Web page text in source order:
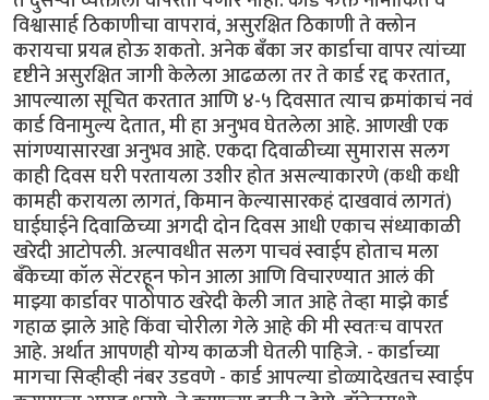
विश्वासार्ह ठिकाणीचा वापरावं, असुरक्षित ठिकाणी ते क्लोन
करायचा प्रयत्न होऊ शकतो. अनेक बँका जर कार्डाचा वापर त्यांच्या
दृष्टीने असुरक्षित जागी केलेला आढळला तर ते कार्ड रद्द करतात,
आपल्याला सूचित करतात आणि ४-५ दिवसात त्याच क्रमांकाचं नवं
कार्ड विनामुल्य देतात, मी हा अनुभव घेतलेला आहे. आणखी एक
सांगण्यासारखा अनुभव आहे. एकदा दिवाळीच्या सुमारास सलग
काही दिवस घरी परतायला उशीर होत असल्याकारणे (कधी कधी
कामही करायला लागतं, किमान केल्यासारकहं दाखवावं लागतं)
घाईघाईने दिवाळिच्या अगदी दोन दिवस आधी एकाच संध्याकाळी
खरेदी आटोपली. अल्पावधीत सलग पाचवं स्वाईप होताच मला
बँकेच्या कॉल सेंटरहून फोन आला आणि विचारण्यात आलं की
माझ्या कार्डावर पाठोपाठ खरेदी केली जात आहे तेव्हा माझे कार्ड
गहाळ झाले आहे किंवा चोरीला गेले आहे की मी स्वतःच वापरत
आहे. अर्थात आपणही योग्य काळजी घेतली पाहिजे. - कार्डाच्या
मागचा सिव्हीव्ही नंबर उडवणे - कार्ड आपल्या डोळ्यादेखतच स्वाईप